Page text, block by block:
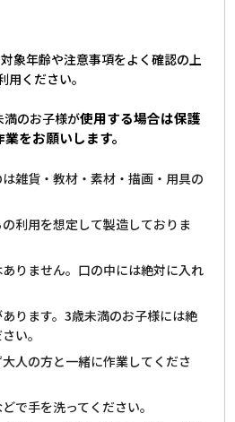
象年齢や注意事項をよく確認の上
ください。
満のお子様が使用する場合は保護
をお願いします。
雑貨・教材・素材・描画・用具の
利用を想定して製造しておりま
りません。口の中には絶対に入れ
ります。3歳未満のお子様には絶
い。
人の方と一緒に作業してくださ
で手を洗ってください。